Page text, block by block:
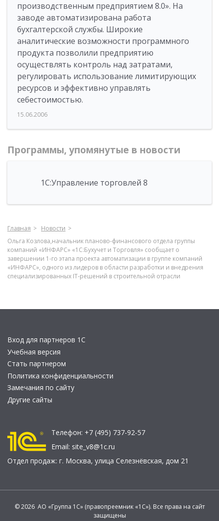
производственным предприятием 8.0». На
заводе автоматизирована работа
бухгалтерской службы. Широкие
аналитические возможности программного
продукта позволили предприятию
осуществлять контроль над затратами,
регулировать использование лимитирующих
ресурсов и эффективно управлять
себестоимостью.
15.06.2006
Программы, упомянутые в новости
1С:Управление торговлей 8
Главная
Новости
Ольга Козлова,начальник планово-финансового отдела группы
компаний «ИНФАРС» «1С:Бухучет и Торговля» сообщает о
завершении 1-го этапа проекта автоматизации в группе компаний
«ИНФАРС», одного из лидеров в области разработки и внедрения
специализированных IT-решений в строительной отрасли
Вход для партнеров 1С
Учебная версия
Стать партнером
Политика конфиденциальности
Замечания по сайту
Другие сайты
Телефон: +7 (495) 737-92-57
Email: site_v8@1c.ru
Отдел продаж: г. Москва, улица Селезнёвская, дом 21
© 2026 АО «Группа 1С» (правопреемник «1С»). Все права на сайт
защищены